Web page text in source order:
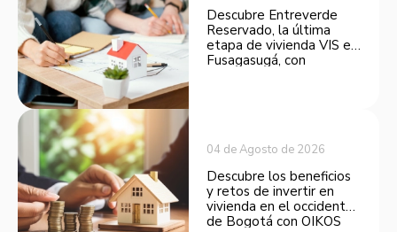
Descubre Entreverde
Reservado, la última
etapa de vivienda VIS en
Fusagasugá, con
04 de Agosto de 2026
Descubre los beneficios
y retos de invertir en
vivienda en el occidente
de Bogotá con OIKOS